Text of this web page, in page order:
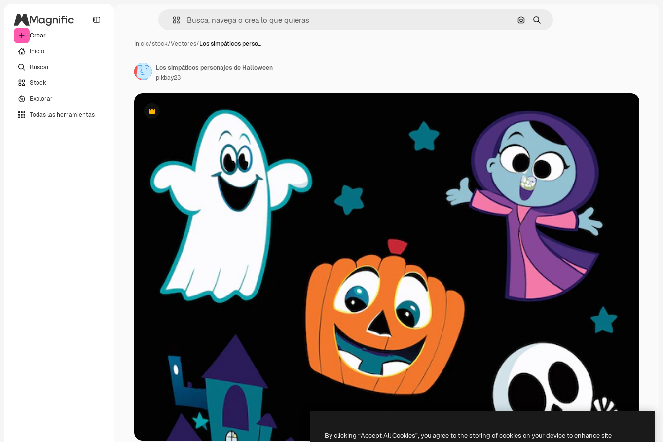
Crear
Inicio
Buscar
Stock
Explorar
Todas las herramientas
Buscar por imagen
Buscar
Inicio/stock/Vectores/Los simpáticos perso…
Premium
Los simpáticos personajes de Halloween
pikbay23
By clicking “Accept All Cookies”, you agree to the storing of cookies on your device to enhance site